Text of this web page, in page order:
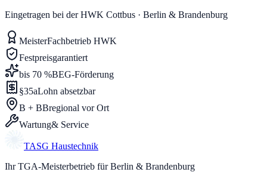
Eingetragen bei der HWK Cottbus · Berlin & Brandenburg
MeisterFachbetrieb HWK
Festpreisgarantiert
bis 70 %BEG-Förderung
§35aLohn absetzbar
B + BBregional vor Ort
Wartung& Service
TASG Haustechnik
Ihr TGA-Meisterbetrieb für Berlin & Brandenburg